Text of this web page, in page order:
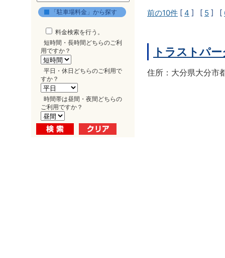
「駐車場料金」から探す
料金検索を行う。
短時間・長時間どちらのご利
用ですか？
平日・休日どちらのご利用で
すか？
時間帯は昼間・夜間どちらの
ご利用ですか？
前の10件 [ 4 ] [ 5 ] [
トラストパ
住所：大分県大分市